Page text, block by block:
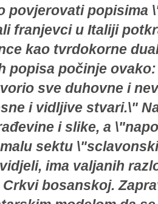
povjerovati popisima
franjevci u Italiji
kao tvrdokorne
popisa počinje
sve duhovne i
i vidljive stvari.\"
i slike, a
sektu
ima valjanih
bosanskoj.